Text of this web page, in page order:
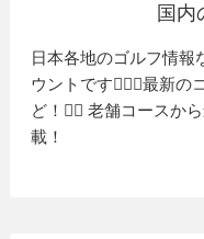
国内
日本各地のゴルフ情報
ウントです🏌️‍♂️⛳️最新の
ど！🏌️‍♀️ 老舗コースか
載！